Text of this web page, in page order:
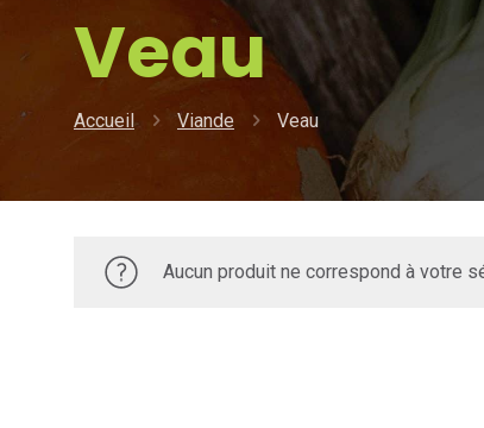
Veau
Accueil Viande Veau
Aucun produit ne correspond à votre